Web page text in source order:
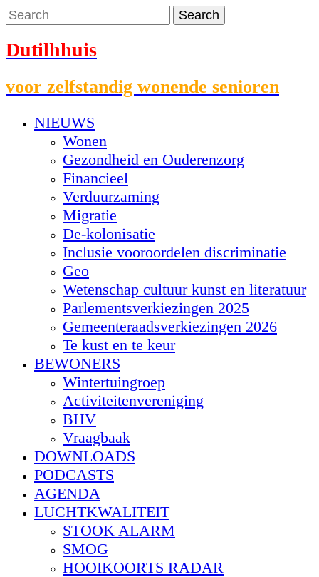
Dutilhhuis
voor zelfstandig wonende senioren
NIEUWS
Wonen
Gezondheid en Ouderenzorg
Financieel
Verduurzaming
Migratie
De-kolonisatie
Inclusie vooroordelen discriminatie
Geo
Wetenschap cultuur kunst en literatuur
Parlementsverkiezingen 2025
Gemeenteraadsverkiezingen 2026
Te kust en te keur
BEWONERS
Wintertuingroep
Activiteitenvereniging
BHV
Vraagbaak
DOWNLOADS
PODCASTS
AGENDA
LUCHTKWALITEIT
STOOK ALARM
SMOG
HOOIKOORTS RADAR